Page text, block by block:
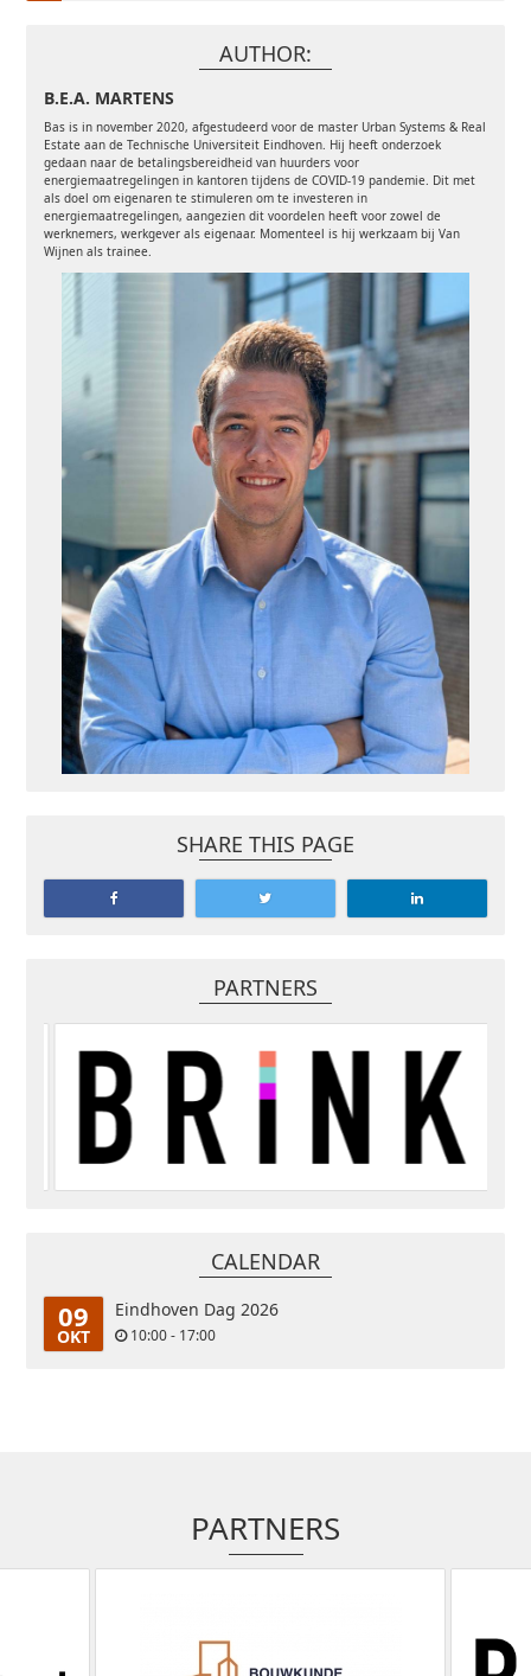
AUTHOR:
B.E.A. MARTENS
Bas is in november 2020, afgestudeerd voor de master Urban Systems & Real
Estate aan de Technische Universiteit Eindhoven. Hij heeft onderzoek
gedaan naar de betalingsbereidheid van huurders voor
energiemaatregelingen in kantoren tijdens de COVID-19 pandemie. Dit met
als doel om eigenaren te stimuleren om te investeren in
energiemaatregelingen, aangezien dit voordelen heeft voor zowel de
werknemers, werkgever als eigenaar. Momenteel is hij werkzaam bij Van
Wijnen als trainee.
SHARE THIS PAGE
PARTNERS
CALENDAR
09
OKT
Eindhoven Dag 2026
10:00 - 17:00
PARTNERS